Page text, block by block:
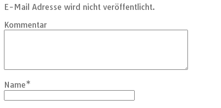
E-Mail Adresse wird nicht veröffentlicht.
Kommentar
Name*